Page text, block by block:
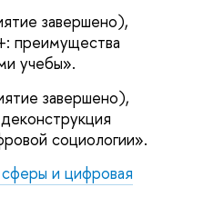
завершено),
преимущества
учебы».
завершено),
социологии».
и цифровая